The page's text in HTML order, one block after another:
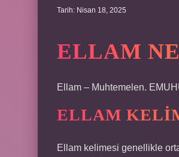
Tarih: Nisan 18, 2025
ELLAM
Ellam – Muhtemelen.
ELLAM
Ellam kelimesi genellikle